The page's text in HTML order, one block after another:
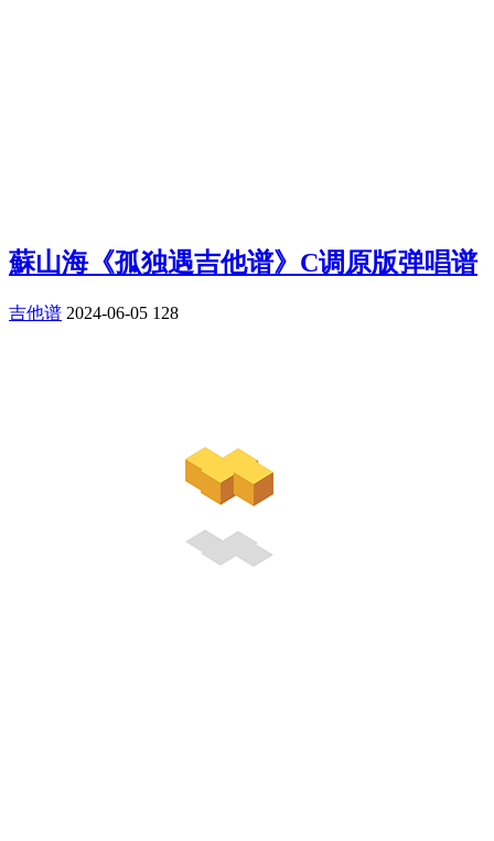
蘇山海《孤独遇吉他谱》C调原版弹唱谱
吉他谱 2024-06-05 128